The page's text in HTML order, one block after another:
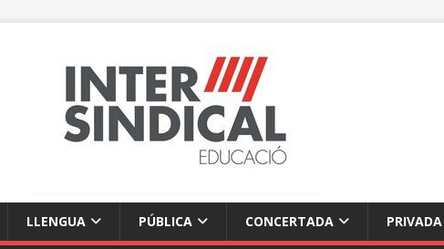
LLENGUA PÚBLICA CONCERTADA PRIVADA